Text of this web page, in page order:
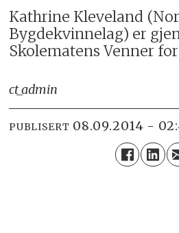
Kathrine Kleveland
Bygdekvinnelag) er
Skolematens Venner
ct_admin
PUBLISERT 08.09.2014 -